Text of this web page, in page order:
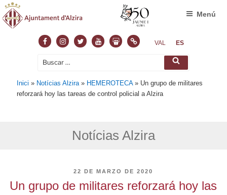
FacebookInstagram
TwitterYoutubeSlideshare
NormasVAL ES
Buscar
Buscar
Menú
Inici » Notícias Alzira » HEMEROTECA» Un grupo de militares
reforzará hoy las tareas de control policial a Alzira
Notícias Alzira
PUBLICADO
22 DE MARZO DE 2020
Un grupo de militares reforzará hoy las